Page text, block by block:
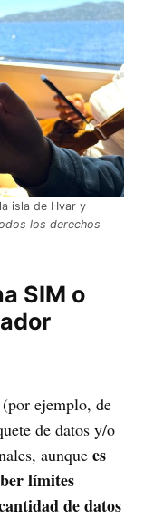
isla de Hvar y
los derechos
SIM o
ejemplo, de
de datos y/o
aunquees
límites
de datos